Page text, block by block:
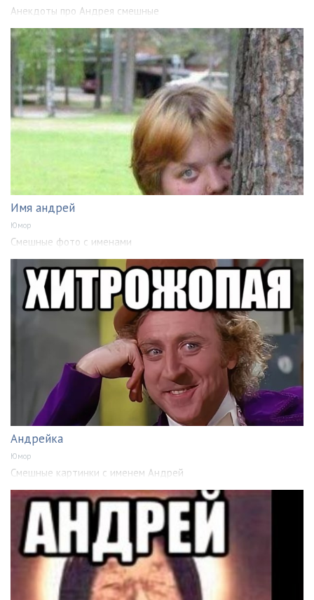
Анекдоты про Андрея смешные
Имя андрей
Юмор
Смешные фото с именами
Андрейка
Юмор
Смешные картинки с именем Андрей